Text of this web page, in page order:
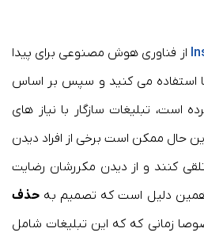
از فناوری هوش مصنوعی برای پیدا
استفاده می کنید و سپس بر اساس
است، تبلیغات سازگار با نیاز های
حال ممکن است برخی از افراد دیدن
تلقی کنند و از دیدن مکررشان رضایت
همین دلیل است که تصمیم به حذف
زمانی که که این تبلیغات شامل